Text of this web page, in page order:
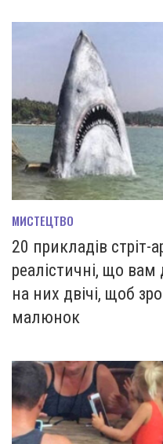
МИСТЕЦТВО
20 прикладів стріт-
реалістичні, що
на них двічі, щоб
малюнок